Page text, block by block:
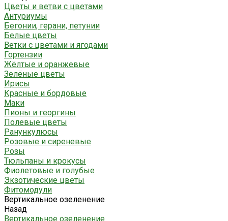
Цветы и ветви с цветами
Антуриумы
Бегонии, герани, петунии
Белые цветы
Ветки с цветами и ягодами
Гортензии
Жёлтые и оранжевые
Зелёные цветы
Ирисы
Красные и бордовые
Маки
Пионы и георгины
Полевые цветы
Ранункулюсы
Розовые и сиреневые
Розы
Тюльпаны и крокусы
Фиолетовые и голубые
Экзотические цветы
Фитомодули
Вертикальное озеленение
Назад
Вертикальное озеленение